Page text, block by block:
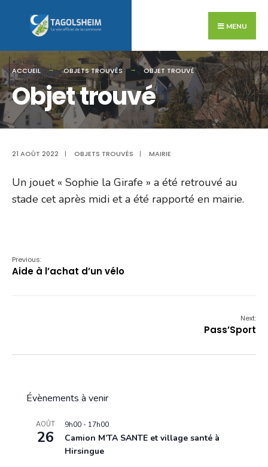
MENU
ACCUEIL OBJETS TROUVÉS OBJET TROUVÉ
Objet trouvé
21 AOÛT 2022 | OBJETS TROUVÉS | MAIRIE
Un jouet « Sophie la Girafe » a été retrouvé au
stade cet après midi et a été rapporté en mairie.
Previous:
Aide à l’achat d’un vélo
Next:
Pass’Sport
Évènements à venir
AOÛT
26
9h00 - 17h00
Camion M’TA SANTE et village santé à
Hirsingue
for: